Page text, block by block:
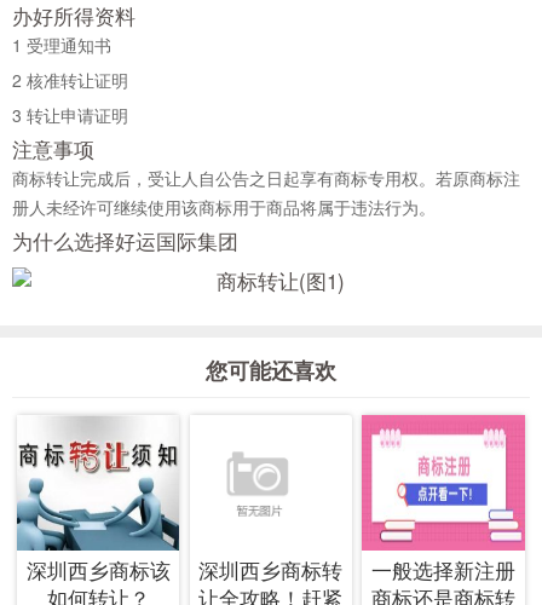
办好所得资料
1 受理通知书
2 核准转让证明
3 转让申请证明
注意事项
商标转让完成后，受让人自公告之日起享有商标专用权。若原商标注
册人未经许可继续使用该商标用于商品将属于违法行为。
为什么选择好运国际集团
您可能还喜欢
深圳西乡商标该
如何转让？
深圳西乡商标转
让全攻略！赶紧
一般选择新注册
商标还是商标转